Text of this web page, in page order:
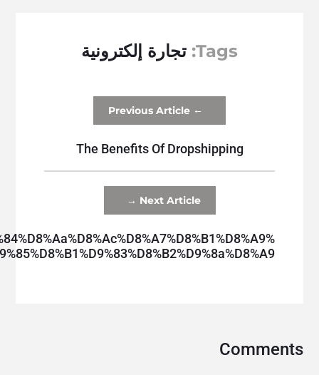
Tags: تجارة إلكترونية
←
Previous Article
The Benefits Of Dropshipping
Next Article
→